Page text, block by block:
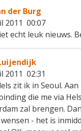
der Burg
2011 00:07
echt leuk nieuws.
2011 02:31
zit ik in Seoul.
die me via
zal brengen.
- het is